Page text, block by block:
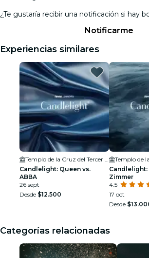
¿Te gustaría recibir una notificación si hay
Notificarme
Experiencias similares
Candlelight: Queen vs.
ABBA
26 sept
Desde $12.500
Zimmer
4.5
17 oct
Desde
Categorías relacionadas